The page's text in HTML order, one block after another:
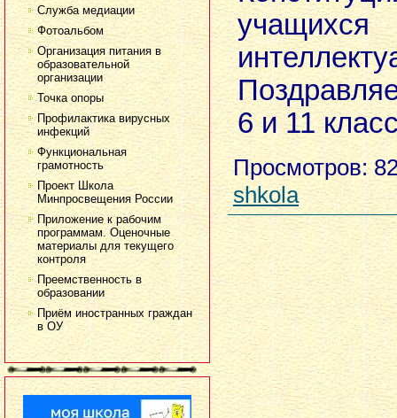
Служба медиации
Фотоальбом
Организация питания в
образовательной
организации
Точка опоры
Профилактика вирусных
инфекций
Функциональная
грамотность
Проект Школа
Минпросвещения России
Приложение к рабочим
программам. Оценочные
материалы для текущего
контроля
Преемственность в
образовании
Приём иностранных граждан
в ОУ
учащихся
6 и 11
Просмотров:
shkola